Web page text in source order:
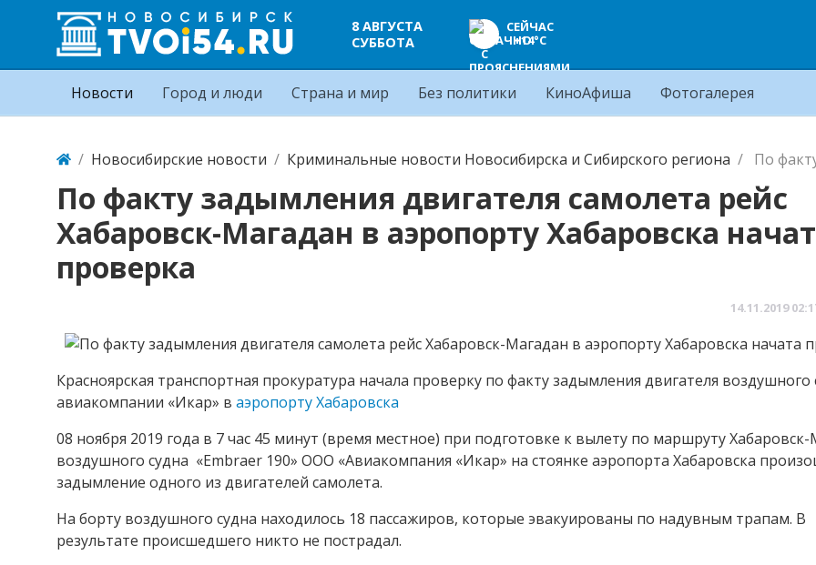
8 АВГУСТА
СУББОТА
СЕЙЧАС
+14°C
Новости Город и люди Страна и мир Без политики КиноАфиша Фотогалерея
Новосибирские новости Криминальные новости Новосибирска и Сибирского региона По
По факту задымления двигателя самолета рейс
Хабаровск-Магадан в аэропорту Хабаровска
проверка
14.11.2019
Красноярская транспортная прокуратура начала проверку по факту задымления двигателя воздушного
авиакомпании «Икар» в аэропорту Хабаровска
08 ноября 2019 года в 7 час 45 минут (время местное) при подготовке к вылету по маршруту
воздушного судна «Embraer 190» ООО «Авиакомпания «Икар» на стоянке аэропорта Хабаровска
задымление одного из двигателей самолета.
На борту воздушного судна находилось 18 пассажиров, которые эвакуированы по надувным трапам. В
результате происшедшего никто не пострадал.